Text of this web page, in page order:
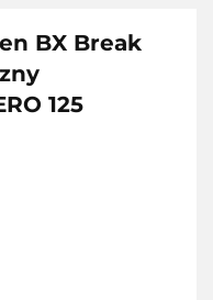
BX Break
125